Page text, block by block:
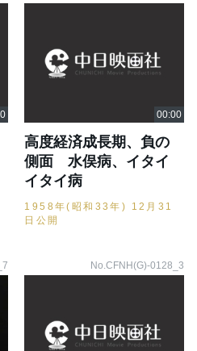
高度経済成長期、負の
側面 水俣病、イタイ
イタイ病
1958年(昭和33年) 12月31
日公開
No.CFNH(G)-0128_3